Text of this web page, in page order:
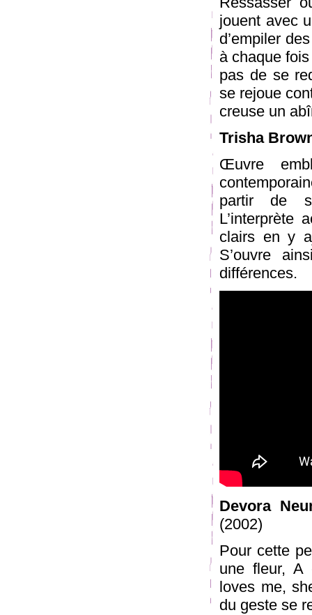
jouent avec
d’empiler
à chaque
pas de se
se rejoue
creuse un
Trisha
Œuvre
partir de
L’interprète
clairs en y
S’ouvre
différences.
Devora
(2002)
Pour cette
une fleur, A
loves me,
du geste se